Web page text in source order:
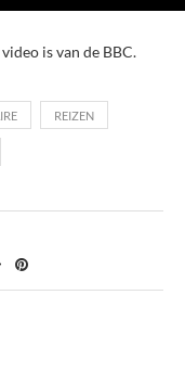
is van de BBC.
REIZEN